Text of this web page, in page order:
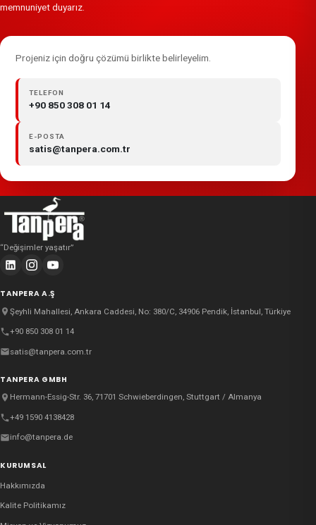
memnuniyet duyarız.
Projeniz için doğru çözümü birlikte belirleyelim.
TELEFON
+90 850 308 01 14
E-POSTA
satis@tanpera.com.tr
“Değişimler yaşatır”
TANPERA A.Ş
Şeyhli Mahallesi, Ankara Caddesi, No: 380/C, 34906 Pendik, İstanbul, Türkiye
+90 850 308 01 14
satis@tanpera.com.tr
TANPERA GMBH
Hermann-Essig-Str. 36, 71701 Schwieberdingen, Stuttgart / Almanya
+49 1590 4138428
info@tanpera.de
KURUMSAL
Hakkımızda
Kalite Politikamız